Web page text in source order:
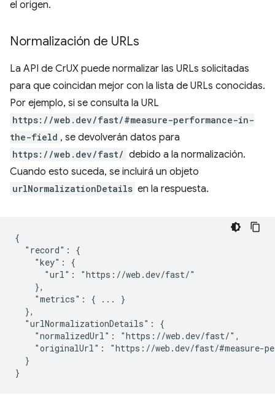
el origen.
Normalización de URLs
La API de CrUX puede normalizar las URLs solicitadas
para que coincidan mejor con la lista de URLs conocidas.
Por ejemplo, si se consulta la URL
https://web.dev/fast/#measure-performance-in-
the-field , se devolverán datos para
https://web.dev/fast/ debido a la normalización.
Cuando esto suceda, se incluirá un objeto
urlNormalizationDetails en la respuesta.
{
  "record": {
    "key": {
      "url": "https://web.dev/fast/"
    },
    "metrics": { ... }
  },
  "urlNormalizationDetails": {
    "normalizedUrl": "https://web.dev/fast/",
"originalUrl": "https://web.dev/fast/#measure-
  }